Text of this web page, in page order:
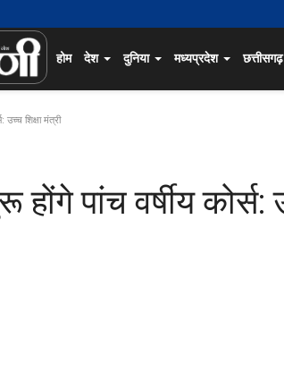
होम देश दुनिया मध्यप्रदेश छत्तीसगढ़
उच्च शिक्षा मंत्री
पांच वर्षीय कोर्स: